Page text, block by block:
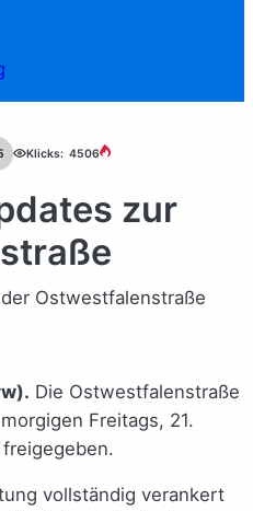
Klicks: 4506
zur
Die Ostwestfalenstraße
Freitags, 21.
vollständig verankert